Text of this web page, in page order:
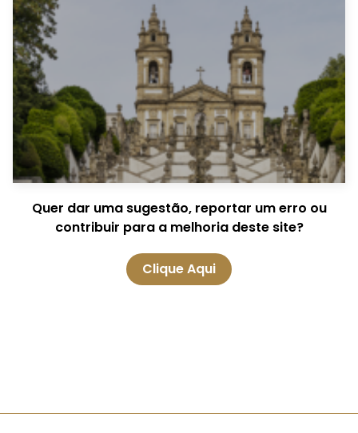
Quer dar uma sugestão, reportar um erro ou
contribuir para a melhoria deste site?
Clique Aqui